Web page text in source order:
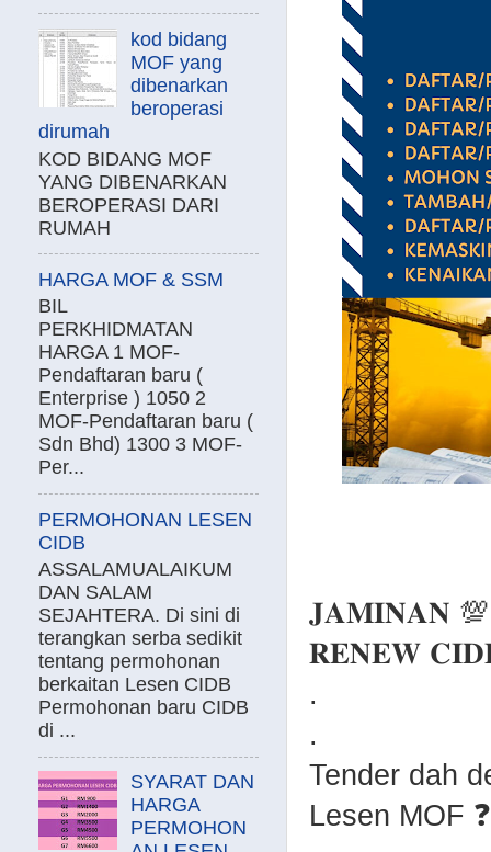
𝐉𝐀𝐌𝐈𝐍𝐀𝐍
𝐑𝐄𝐍𝐄𝐖
.
.
Tender dah
Lesen MOF
kod bidang
MOF yang
dibenarkan
beroperasi
dirumah
KOD BIDANG MOF
YANG DIBENARKAN
BEROPERASI DARI
RUMAH
HARGA MOF & SSM
BIL
PERKHIDMATAN
HARGA 1 MOF-
Pendaftaran baru (
Enterprise ) 1050 2
MOF-Pendaftaran baru (
Sdn Bhd) 1300 3 MOF-
Per...
PERMOHONAN LESEN
CIDB
ASSALAMUALAIKUM
DAN SALAM
SEJAHTERA. Di sini di
terangkan serba sedikit
tentang permohonan
berkaitan Lesen CIDB
Permohonan baru CIDB
di ...
SYARAT DAN
HARGA
PERMOHON